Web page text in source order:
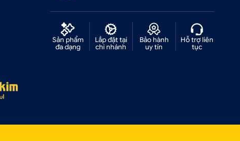
Sản phẩm
đa dạng
Lắp đặt tại
chi nhánh
Bảo hành
uy tín
Hỗ trợ liên
tục